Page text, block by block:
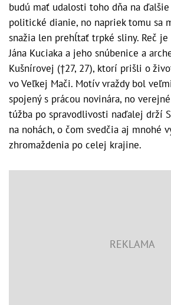
budú mať udalosti toho dňa na
politické dianie, no napriek tomu sa
snažia len prehĺtať trpké sliny. Reč
Jána Kuciaka a jeho snúbenice a
Kušnírovej (†27, 27), ktorí prišli o
vo Veľkej Mači. Motív vraždy bol
spojený s prácou novinára, no
túžba po spravodlivosti naďalej drží
na nohách, o čom svedčia aj mnohé
zhromaždenia po celej krajine.